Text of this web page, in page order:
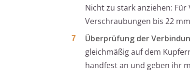
Nicht zu stark anziehen:
Verschraubungen bis 22
Überprüfung der
gleichmäßig auf dem
handfest an und geben ihr